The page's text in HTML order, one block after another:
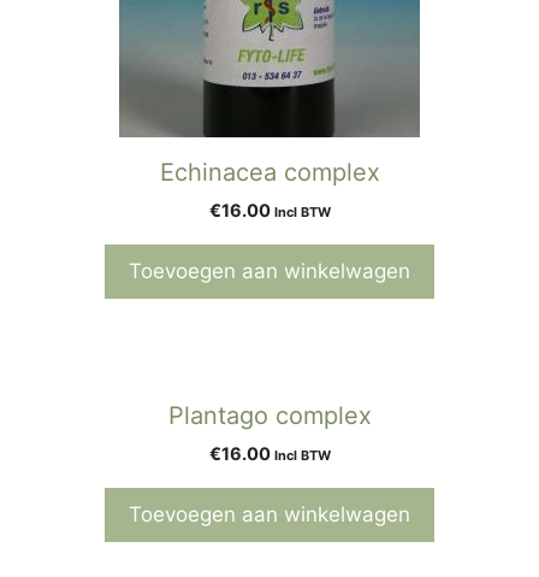
Echinacea complex
€16.00 Incl BTW
Toevoegen aan winkelwagen
Plantago complex
€16.00 Incl BTW
Toevoegen aan winkelwagen